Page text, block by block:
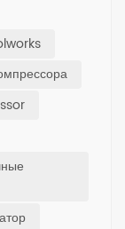
винтового
о том, какой